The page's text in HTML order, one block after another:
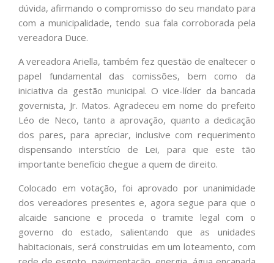
dúvida, afirmando o compromisso do seu mandato para
com a municipalidade, tendo sua fala corroborada pela
vereadora Duce.
A vereadora Ariella, também fez questão de enaltecer o
papel fundamental das comissões, bem como da
iniciativa da gestão municipal. O vice-líder da bancada
governista, Jr. Matos. Agradeceu em nome do prefeito
Léo de Neco, tanto a aprovação, quanto a dedicação
dos pares, para apreciar, inclusive com requerimento
dispensando interstício de Lei, para que este tão
importante benefício chegue a quem de direito.
Colocado em votação, foi aprovado por unanimidade
dos vereadores presentes e, agora segue para que o
alcaide sancione e proceda o tramite legal com o
governo do estado, salientando que as unidades
habitacionais, será construidas em um loteamento, com